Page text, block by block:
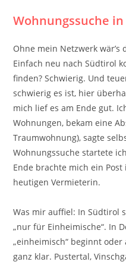
Wohnungssuche
Ohne mein Netzwerk
Einfach neu nach Südtirol
finden? Schwierig. Und
schwierig es ist, hier
mich lief es am Ende gut.
Wohnungen, bekam eine
Traumwohnung), sagte
Wohnungssuche startete
Ende brachte mich ein
heutigen Vermieterin.
Was mir auffiel: In Südtirol
„nur für Einheimische“. In
„einheimisch“ beginnt
ganz klar. Pustertal,